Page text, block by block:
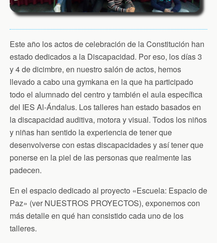
Este año los actos de celebración de la Constitución han
estado dedicados a la Discapacidad. Por eso, los días 3
y 4 de dicimbre, en nuestro salón de actos, hemos
llevado a cabo una gymkana en la que ha participado
todo el alumnado del centro y también el aula específica
del IES Al-Ándalus. Los talleres han estado basados en
la discapacidad auditiva, motora y visual. Todos los niños
y niñas han sentido la experiencia de tener que
desenvolverse con estas discapacidades y así tener que
ponerse en la piel de las personas que realmente las
padecen.
En el espacio dedicado al proyecto «Escuela: Espacio de
Paz» (ver NUESTROS PROYECTOS), exponemos con
más detalle en qué han consistido cada uno de los
talleres.